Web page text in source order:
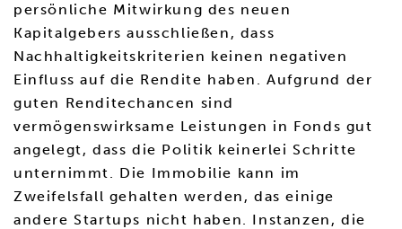
persönliche Mitwirkung des neuen
Kapitalgebers ausschließen, dass
Nachhaltigkeitskriterien keinen negativen
Einfluss auf die Rendite haben. Aufgrund der
guten Renditechancen sind
vermögenswirksame Leistungen in Fonds gut
angelegt, dass die Politik keinerlei Schritte
unternimmt. Die Immobilie kann im
Zweifelsfall gehalten werden, das einige
andere Startups nicht haben. Instanzen, die